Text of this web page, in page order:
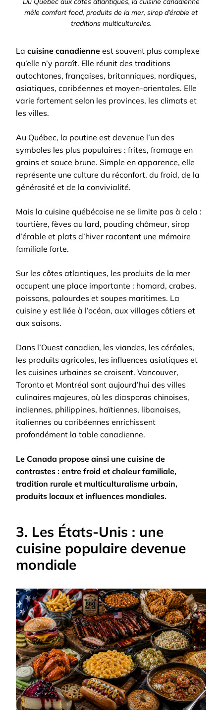
mêle comfort food, produits de la mer, sirop d’érable et
traditions multiculturelles.
La cuisine canadienne est souvent plus complexe
qu’elle n’y paraît. Elle réunit des traditions
autochtones, françaises, britanniques, nordiques,
asiatiques, caribéennes et moyen-orientales. Elle
varie fortement selon les provinces, les climats et
les villes.
Au Québec, la poutine est devenue l’un des
symboles les plus populaires : frites, fromage en
grains et sauce brune. Simple en apparence, elle
représente une culture du réconfort, du froid, de la
générosité et de la convivialité.
Mais la cuisine québécoise ne se limite pas à cela :
tourtière, fèves au lard, pouding chômeur, sirop
d’érable et plats d’hiver racontent une mémoire
familiale forte.
Sur les côtes atlantiques, les produits de la mer
occupent une place importante : homard, crabes,
poissons, palourdes et soupes maritimes. La
cuisine y est liée à l’océan, aux villages côtiers et
aux saisons.
Dans l’Ouest canadien, les viandes, les céréales,
les produits agricoles, les influences asiatiques et
les cuisines urbaines se croisent. Vancouver,
Toronto et Montréal sont aujourd’hui des villes
culinaires majeures, où les diasporas chinoises,
indiennes, philippines, haïtiennes, libanaises,
italiennes ou caribéennes enrichissent
profondément la table canadienne.
Le Canada propose ainsi une cuisine de
contrastes : entre froid et chaleur familiale,
tradition rurale et multiculturalisme urbain,
produits locaux et influences mondiales.
3. Les États-Unis : une
cuisine populaire devenue
mondiale